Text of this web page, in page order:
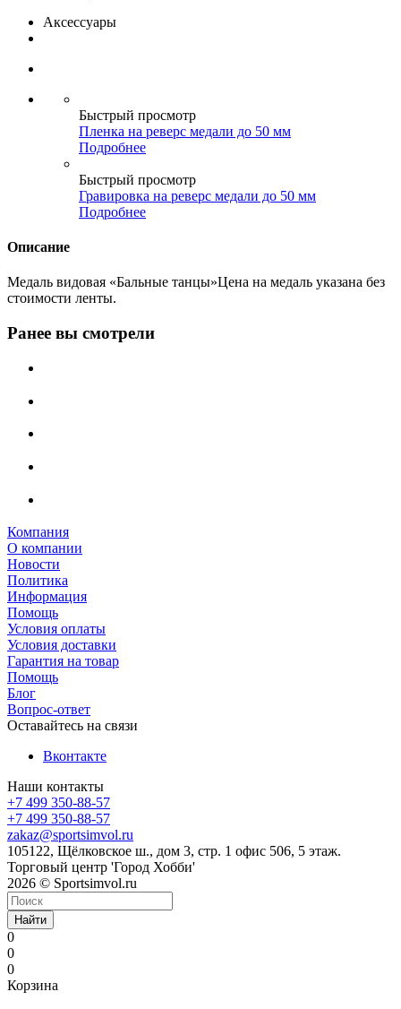
Аксессуары
Быстрый просмотр
Пленка на реверс медали до 50 мм
Подробнее
Быстрый просмотр
Гравировка на реверс медали до 50 мм
Подробнее
Описание
Медаль видовая «Бальные танцы»Цена на медаль указана без
стоимости ленты.
Ранее вы смотрели
Компания
О компании
Новости
Политика
Информация
Помощь
Условия оплаты
Условия доставки
Гарантия на товар
Помощь
Блог
Вопрос-ответ
Оставайтесь на связи
Вконтакте
Наши контакты
+7 499 350-88-57
+7 499 350-88-57
zakaz@sportsimvol.ru
105122, Щёлковское ш., дом 3, стр. 1 офис 506, 5 этаж.
Торговый центр 'Город Хобби'
2026 © Sportsimvol.ru
Найти
0
0
0
Корзина